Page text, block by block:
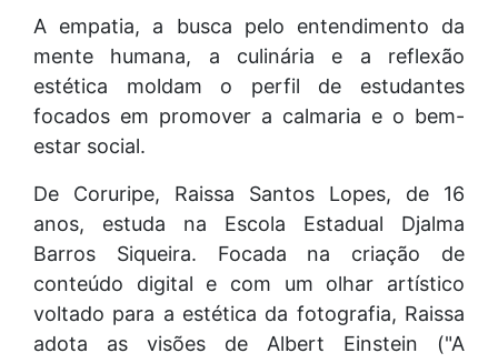
A empatia, a busca pelo entendimento da
mente humana, a culinária e a reflexão
estética moldam o perfil de estudantes
focados em promover a calmaria e o bem-
estar social.
De Coruripe, Raissa Santos Lopes, de 16
anos, estuda na Escola Estadual Djalma
Barros Siqueira. Focada na criação de
conteúdo digital e com um olhar artístico
voltado para a estética da fotografia, Raissa
adota as visões de Albert Einstein ("A